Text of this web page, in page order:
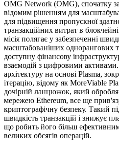
OMG Network (OMG), спочатку
відомим рішенням для
для підвищення пропускної
транзакційних витрат в
місія полягає у забезпеченні
масштабованіших однорангових
доступну фінансову
взаємодій з цифровими
архітектуру на основі Plasma,
ітерацію, відому як MoreViable
дочірній ланцюжок, який
мережею Ethereum, все ще
криптографічну безпеку. Такий
швидкість транзакцій і знижує
що робить його більш
великих обсягів операцій.